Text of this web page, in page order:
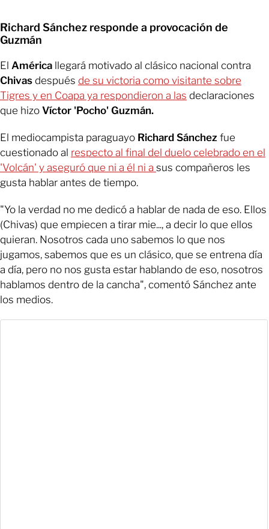
Richard Sánchez responde a provocación de
Guzmán
El América llegará motivado al clásico nacional contra
Chivas después de su victoria como visitante sobre
Tigres y en Coapa ya respondieron a las declaraciones
que hizo Víctor 'Pocho' Guzmán.
El mediocampista paraguayo Richard Sánchez fue
cuestionado al respecto al final del duelo celebrado en el
'Volcán' y aseguró que ni a él ni a sus compañeros les
gusta hablar antes de tiempo.
"Yo la verdad no me dedicó a hablar de nada de eso. Ellos
(Chivas) que empiecen a tirar mie..., a decir lo que ellos
quieran. Nosotros cada uno sabemos lo que nos
jugamos, sabemos que es un clásico, que se entrena día
a día, pero no nos gusta estar hablando de eso, nosotros
hablamos dentro de la cancha", comentó Sánchez ante
los medios.